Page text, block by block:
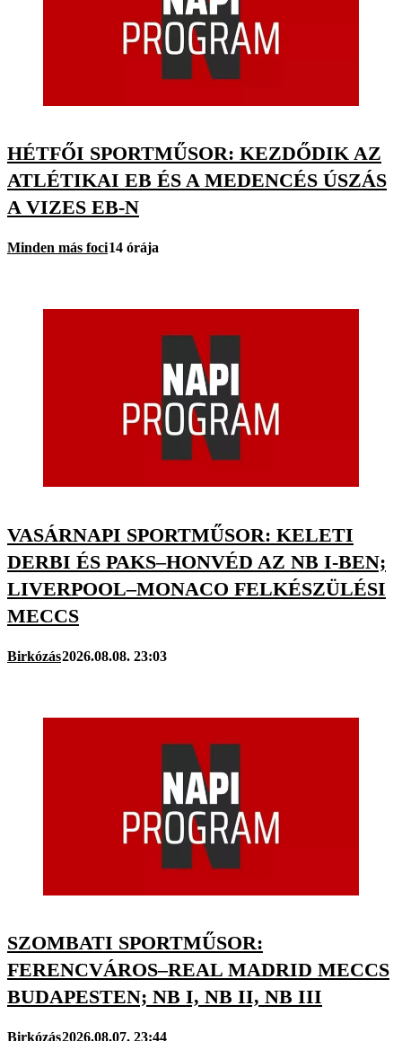
HÉTFŐI SPORTMŰSOR: KEZDŐDIK AZ
ATLÉTIKAI EB ÉS A MEDENCÉS ÚSZÁS
A VIZES EB-N
Minden más foci14 órája
VASÁRNAPI SPORTMŰSOR: KELETI
DERBI ÉS PAKS–HONVÉD AZ NB I-BEN;
LIVERPOOL–MONACO FELKÉSZÜLÉSI
MECCS
Birkózás2026.08.08. 23:03
SZOMBATI SPORTMŰSOR:
FERENCVÁROS–REAL MADRID MECCS
BUDAPESTEN; NB I, NB II, NB III
Birkózás2026.08.07. 23:44